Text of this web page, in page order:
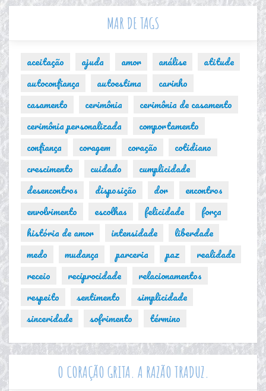
MAR DE TAGS
aceitação ajuda amor análise
atitude
autoconfiança
autoestima
carinho
casamento
cerimônia
cerimônia de casamento
cerimônia personalizada
comportamento
confiança
coragem coração
cotidiano
crescimento
cuidado
cumplicidade
desencontros
disposição dor
encontros
envolvimento
escolhas felicidade
força
história de amor
intensidade
liberdade
medo
mudança parceria paz
realidade
receio
reciprocidade
relacionamentos
respeito
sentimento
simplicidade
sinceridade
sofrimento término
O CORAÇÃO GRITA. A RAZÃO TRADUZ.